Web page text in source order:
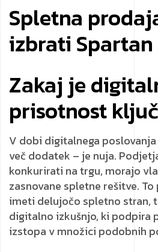
Spletna
izbrati
Zakaj je
prisotnost
V dobi digitalnega
več dodatek – je nuja.
konkurirati na trgu, morajo
zasnovane spletne rešitve.
imeti delujočo spletno stran,
digitalno izkušnjo, ki podpira
izstopa v množici podobnih